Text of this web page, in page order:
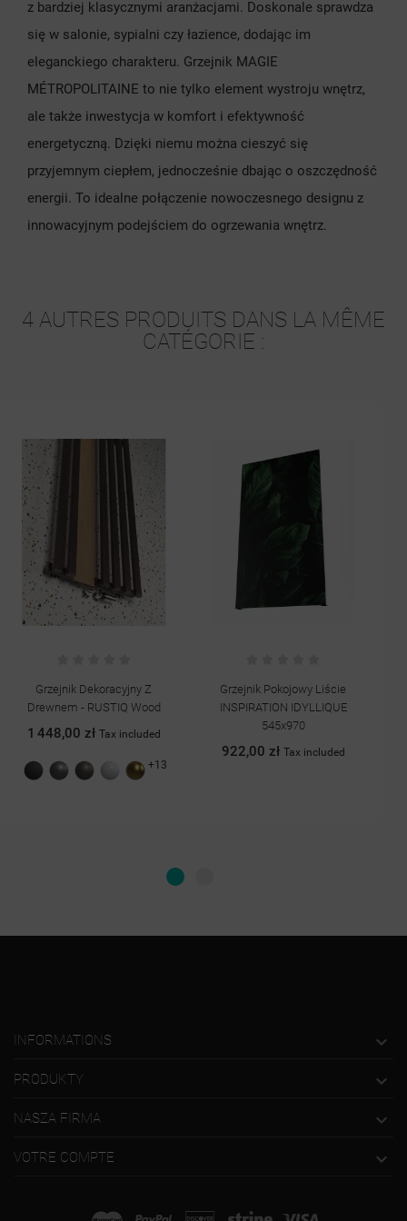
z bardziej klasycznymi aranżacjami. Doskonale sprawdza
się w salonie, sypialni czy łazience, dodając im
eleganckiego charakteru. Grzejnik MAGIE
MÉTROPOLITAINE to nie tylko element wystroju wnętrz,
ale także inwestycja w komfort i efektywność
energetyczną. Dzięki niemu można cieszyć się
przyjemnym ciepłem, jednocześnie dbając o oszczędność
energii. To idealne połączenie nowoczesnego designu z
innowacyjnym podejściem do ogrzewania wnętrz.
4 AUTRES PRODUITS DANS LA MÊME
CATÉGORIE :
Grzejnik Dekoracyjny Z
Drewnem - RUSTIQ Wood
1 448,00 zł Tax included
GrafitAntracyt
struktura
Quartz
II
Biały
połysk
Złoty+13
Grzejnik Pokojowy Liście
INSPIRATION IDYLLIQUE
545x970
922,00 zł Tax included
INFORMATIONS 
PRODUKTY 
NASZA FIRMA 
VOTRE COMPTE 